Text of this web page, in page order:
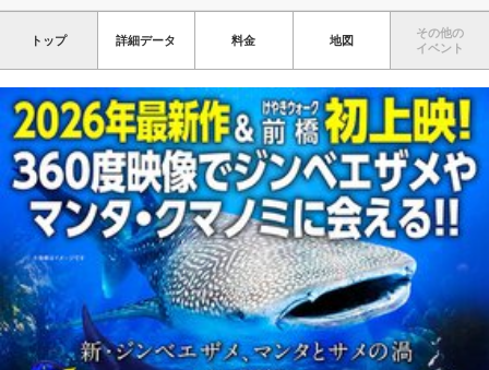
トップ 詳細データ 料金 地図
その他の
イベント